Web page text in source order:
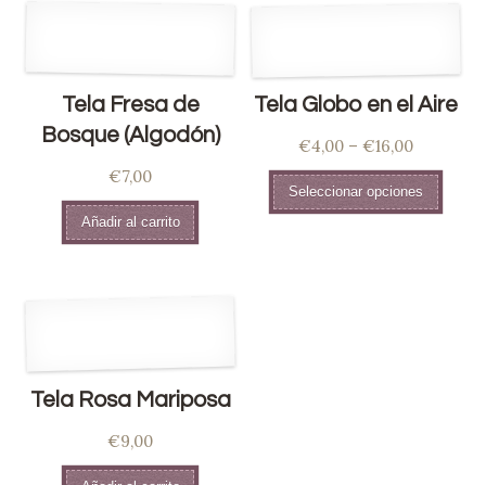
Tela Fresa de
Bosque (Algodón)
€7,00
Añadir al carrito
Tela Globo en el Aire
€4,00– €16,00
Seleccionar opciones
Tela Rosa Mariposa
€9,00